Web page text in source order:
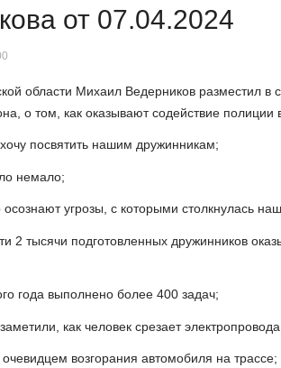
от 07.04.2024
области Михаил Ведерников разместил
о том, как оказывают содействие полиции
посвятить нашим дружинникам;
немало;
угрозы, с которыми столкнулась
2 тысячи подготовленных дружинников
года выполнено более 400 задач;
как человек срезает
возгорания автомобиля на трассе;